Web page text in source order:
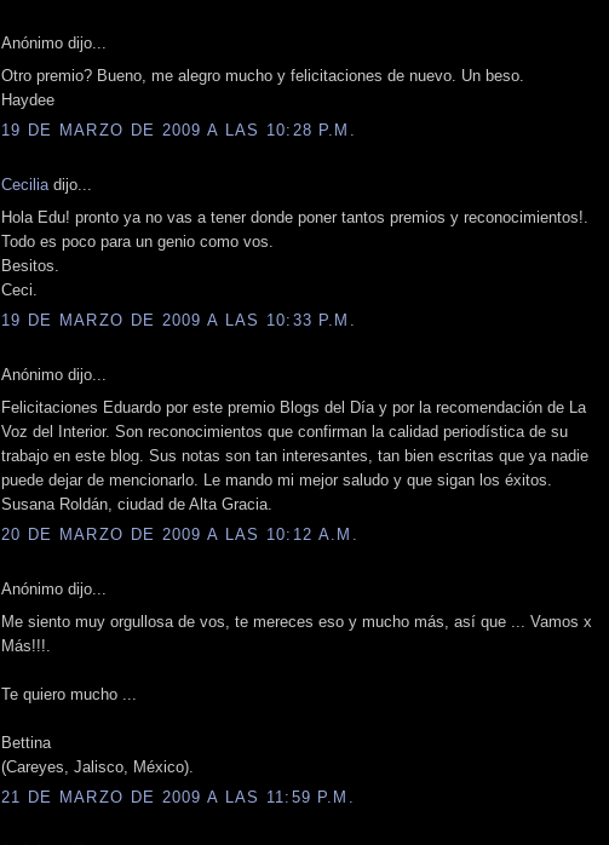
Anónimo dijo...
Otro premio? Bueno, me alegro mucho y felicitaciones de nuevo. Un beso.
Haydee
19 DE MARZO DE 2009 A LAS 10:28 P.M.
Ceciliadijo...
Hola Edu! pronto ya no vas a tener donde poner tantos premios y reconocimientos!.
Todo es poco para un genio como vos.
Besitos.
Ceci.
19 DE MARZO DE 2009 A LAS 10:33 P.M.
Anónimo dijo...
Felicitaciones Eduardo por este premio Blogs del Día y por la recomendación de La
Voz del Interior. Son reconocimientos que confirman la calidad periodística de su
trabajo en este blog. Sus notas son tan interesantes, tan bien escritas que ya nadie
puede dejar de mencionarlo. Le mando mi mejor saludo y que sigan los éxitos.
Susana Roldán, ciudad de Alta Gracia.
20 DE MARZO DE 2009 A LAS 10:12 A.M.
Anónimo dijo...
Me siento muy orgullosa de vos, te mereces eso y mucho más, así que ... Vamos x
Más!!!.
Te quiero mucho ...
Bettina
(Careyes, Jalisco, México).
21 DE MARZO DE 2009 A LAS 11:59 P.M.